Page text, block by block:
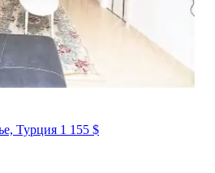
Турция 1 155 $